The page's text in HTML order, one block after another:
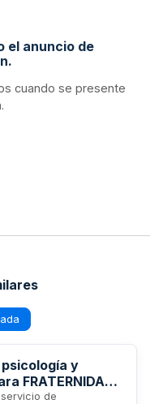
el anuncio de
cuando se presente
y
FRATERNIDAD-
de